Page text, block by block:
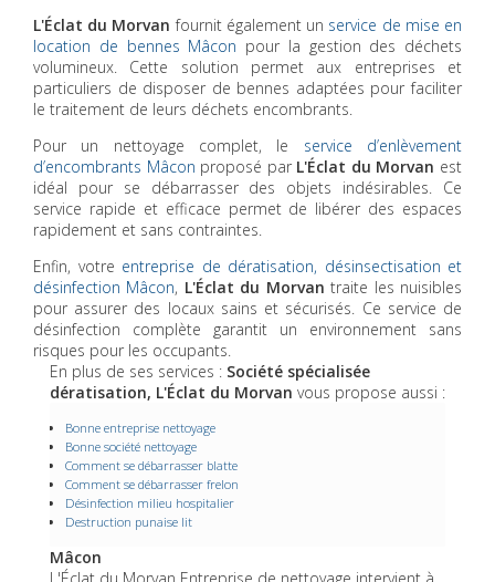
L'Éclat du Morvan fournit également un service de mise en
location de bennes Mâcon pour la gestion des déchets
volumineux. Cette solution permet aux entreprises et
particuliers de disposer de bennes adaptées pour faciliter
le traitement de leurs déchets encombrants.
Pour un nettoyage complet, le service d’enlèvement
d’encombrants Mâcon proposé par L'Éclat du Morvan est
idéal pour se débarrasser des objets indésirables. Ce
service rapide et efficace permet de libérer des espaces
rapidement et sans contraintes.
Enfin, votre entreprise de dératisation, désinsectisation et
désinfection Mâcon, L'Éclat du Morvan traite les nuisibles
pour assurer des locaux sains et sécurisés. Ce service de
désinfection complète garantit un environnement sans
risques pour les occupants.
En plus de ses services : Société spécialisée
dératisation, L'Éclat du Morvan vous propose aussi :
Bonne entreprise nettoyage
Bonne société nettoyage
Comment se débarrasser blatte
Comment se débarrasser frelon
Désinfection milieu hospitalier
Destruction punaise lit
Mâcon